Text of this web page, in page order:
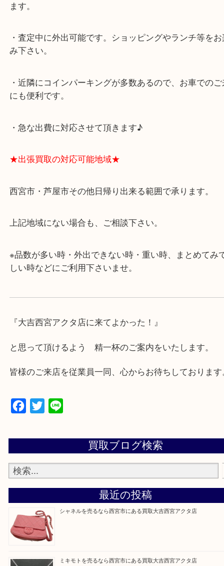
★最寄り駅★
西宮北口駅
アクタ西宮の西館一階です。
・飲食店、有名ショップがあるショッピングモー
ます。
・査定中に外出可能です。ショッピングやランチ
・近隣にコインパーキングが多数あるので、お車
にも便利です。
・急な出費に対応させて頂きます♪
★出張買取の対応可能地域★
西宮市・芦屋市その他日帰り出来る範囲で承ります
上記地域にない場合も、ご相談下さい。
しい時などにご利用下さいませ。
『大吉西宮アクタ店に来てよかった！』
と思って頂けるよう 精一杯のご案内をいたします
皆様のご来店を従業員一同、心からお待ちしており